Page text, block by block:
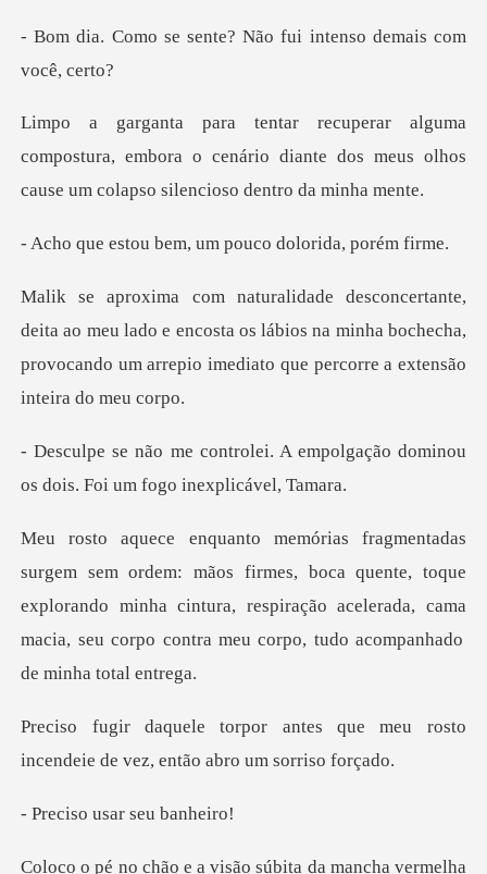
nte? Não fui intenso
postura, embora o cenário diante dos meus olhos
c
bem, um pouco dol
eu lado e encosta os lábios na minha bochecha,
provocando um
A empolgação dominou
os dois.
es, boca quente, toque
explorando minha cintura, respiração acelerada, cama
es que meu rosto
incendeie de ve
usar seu